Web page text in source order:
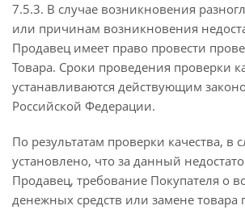
7.5.3. В случае возникновения
или причинам возникновения
Продавец имеет право провести
Товара. Сроки проведения проверки
устанавливаются действующим
Российской Федерации.
По результатам проверки качества, в
установлено, что за данный
Продавец, требование Покупателя о
денежных средств или замене товара